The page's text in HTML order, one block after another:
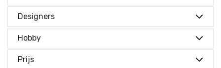
Designers
Hobby
Prijs